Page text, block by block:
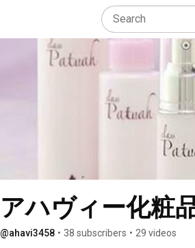
アハヴィー化粧
@ahavi3458 • 38 subscribers • 29 videos